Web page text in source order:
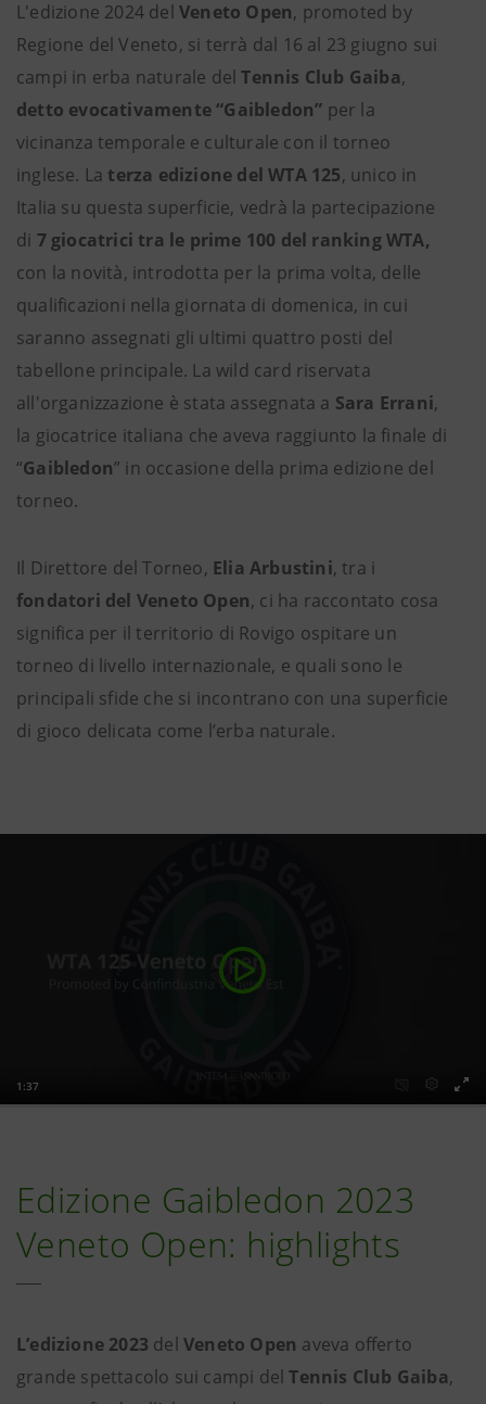
L'edizione 2024 del Veneto Open, promoted by
Regione del Veneto, si terrà dal 16 al 23 giugno sui
campi in erba naturale delTennis Club Gaiba,
detto evocativamente “Gaibledon” per la
vicinanza temporale e culturale con il torneo
inglese. La terza edizione del WTA 125, unico in
Italia su questa superficie, vedrà la partecipazione
di 7 giocatrici tra le prime 100 del ranking WTA,
con la novità, introdotta per la prima volta, delle
qualificazioni nella giornata di domenica, in cui
saranno assegnati gli ultimi quattro posti del
tabellone principale. La wild card riservata
all'organizzazione è stata assegnata a Sara Errani,
la giocatrice italiana che aveva raggiunto la finale di
“Gaibledon” in occasione della prima edizione del
torneo.
Il Direttore del Torneo, Elia Arbustini, tra i
fondatori del Veneto Open, ci ha raccontato cosa
significa per il territorio di Rovigo ospitare un
torneo di livello internazionale, e quali sono le
principali sfide che si incontrano con una superficie
di gioco delicata come l’erba naturale.
Edizione Gaibledon 2023
Veneto Open: highlights
L’edizione 2023 delVeneto Open aveva offerto
grande spettacolo sui campi delTennis Club Gaiba,